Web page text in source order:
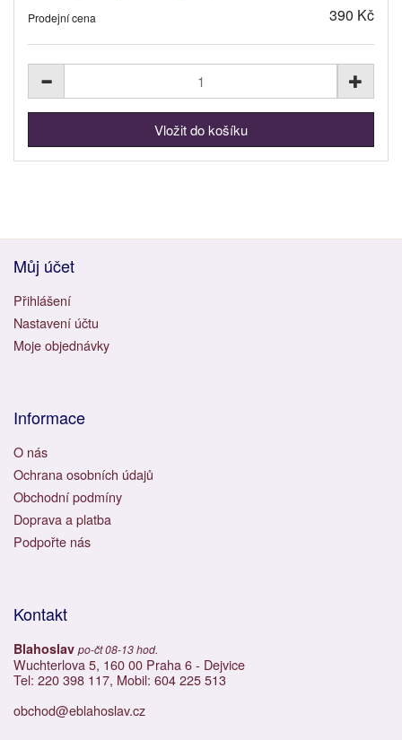
Prodejní cena 390 Kč
Můj účet
Přihlášení
Nastavení účtu
Moje objednávky
Informace
O nás
Ochrana osobních údajů
Obchodní podmíny
Doprava a platba
Podpořte nás
Kontakt
Blahoslav po-čt 08-13 hod.
Wuchterlova 5, 160 00 Praha 6 - Dejvice
Tel: 220 398 117, Mobil: 604 225 513
obchod@eblahoslav.cz